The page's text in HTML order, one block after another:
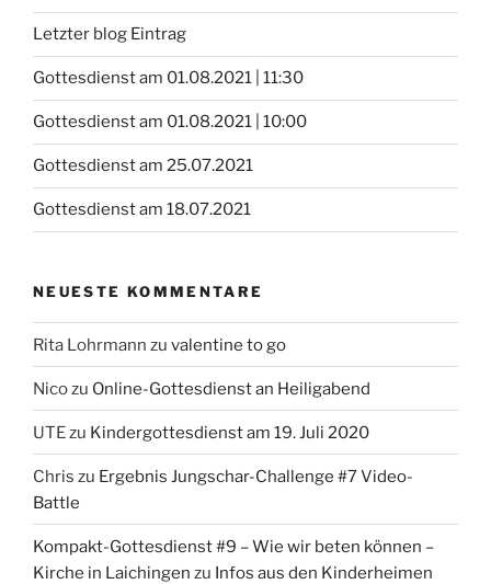
Letzter blog Eintrag
Gottesdienst am 01.08.2021 | 11:30
Gottesdienst am 01.08.2021 | 10:00
Gottesdienst am 25.07.2021
Gottesdienst am 18.07.2021
NEUESTE KOMMENTARE
Rita Lohrmann zu valentine to go
Nicozu Online-Gottesdienst an Heiligabend
UTEzu Kindergottesdienst am 19. Juli 2020
Chris zu Ergebnis Jungschar-Challenge #7 Video-
Battle
Kompakt-Gottesdienst #9 – Wie wir beten können –
Kirche in Laichingen zu Infos aus den Kinderheimen